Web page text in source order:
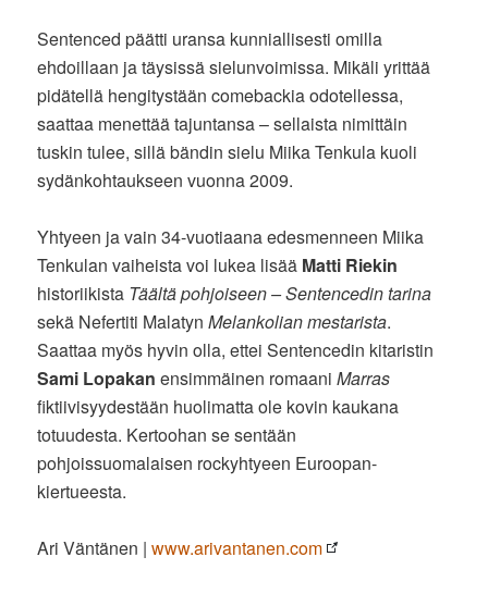
Sentenced päätti uransa kunniallisesti omilla
ehdoillaan ja täysissä sielunvoimissa. Mikäli yrittää
pidätellä hengitystään comebackia odotellessa,
saattaa menettää tajuntansa – sellaista nimittäin
tuskin tulee, sillä bändin sielu Miika Tenkula kuoli
sydänkohtaukseen vuonna 2009.
Yhtyeen ja vain 34-vuotiaana edesmenneen Miika
Tenkulan vaiheista voi lukea lisää Matti Riekin
historiikista Täältä pohjoiseen – Sentencedin tarina
sekä Nefertiti MalatynMelankolian mestarista.
Saattaa myös hyvin olla, ettei Sentencedin kitaristin
Sami Lopakan ensimmäinen romaaniMarras
fiktiivisyydestään huolimatta ole kovin kaukana
totuudesta. Kertoohan se sentään
pohjoissuomalaisen rockyhtyeen Euroopan-
kiertueesta.
Ari Väntänen |www.arivantanen.com